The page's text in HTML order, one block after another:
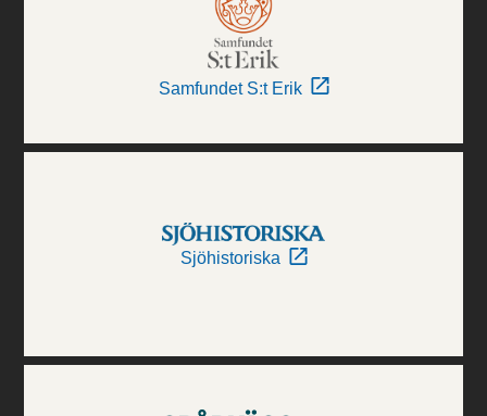
Samfundet S:t Erik
Sjöhistoriska